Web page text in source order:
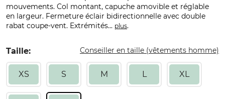
mouvements. Col montant, capuche amovible et réglable
en largeur. Fermeture éclair bidirectionnelle avec double
rabat coupe-vent. Extrémités... plus.
Taille: Conseiller en taille (vêtements homme)
XS S M L XL